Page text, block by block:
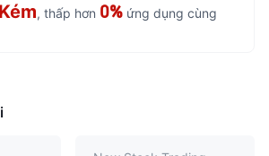
Kém, thấp hơn 0% ứng dụng cùng